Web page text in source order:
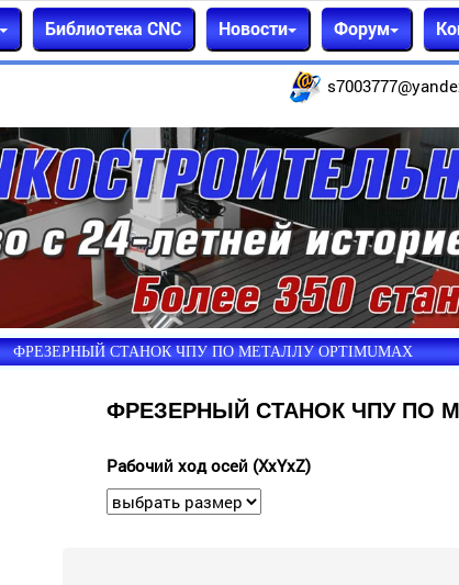
Библиотека CNC Новости Форум
ФРЕЗЕРНЫЙ СТАНОК ЧПУ ПО МЕТАЛЛУ OPTIMUMAX
ФРЕЗЕРНЫЙ СТАНОК ЧПУ ПО
Рабочий ход осей (XxYxZ)